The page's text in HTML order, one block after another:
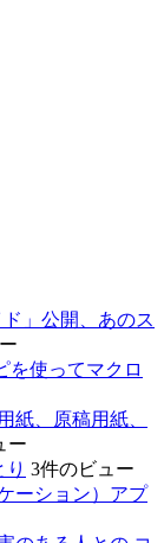
ド」公開、あのス
を使ってマクロ
紙、原稿用紙、
ー
3件のビュー
ーション）アプ